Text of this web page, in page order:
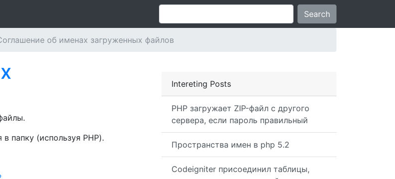
Search
об именах загруженных файлов
Intereting Posts
PHP загружает ZIP-файл с другого
сервера, если пароль правильный
Пространства имен в php 5.2
Codeigniter присоединил таблицы,
папку (используя PHP).